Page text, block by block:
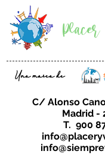
Una marca de
C/ Alonso
Madrid -
T. 900